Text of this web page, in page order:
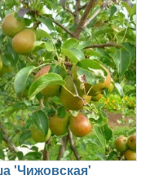
'Чижовская'